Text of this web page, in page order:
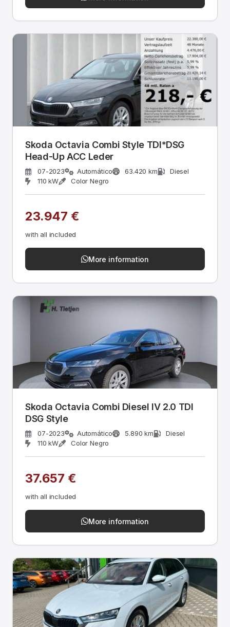
Skoda Octavia Combi Style TDI*DSG
Head-Up ACC Leder
07-2023 Automático 63.420 km
Diesel
110 kW
Color Negro
23.947 €
with all included
More information
Skoda Octavia Combi Diesel IV 2.0 TDI
DSG Style
07-2023 Automático 5.890 km
Diesel
110 kW
Color Negro
37.657 €
with all included
More information